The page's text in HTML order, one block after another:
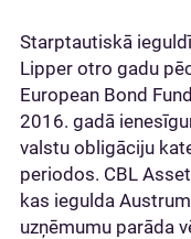
Starptautiskā
Lipper otro gadu
European Bond
2016. gadā
valstu obligāciju
periodos. CBL
kas iegulda
uzņēmumu parāda